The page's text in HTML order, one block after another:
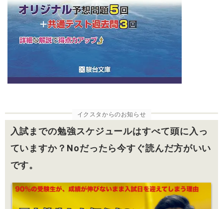
イクスタからのお知らせ
入試までの勉強スケジュールはすべて頭に入っ
ていますか？Noだったら今すぐ読んだ方がいい
です。